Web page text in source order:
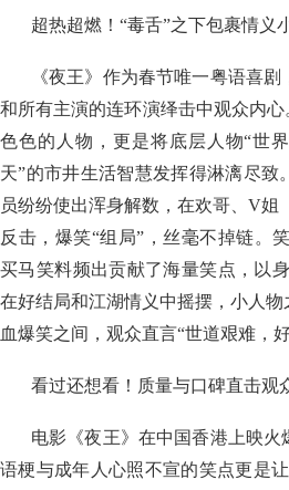
超热超燃！“毒舌”之下包裹情义
《夜王》作为春节唯一粤语喜
和所有主演的连环演绎击中观众内
色色的人物，更是将底层人物“世
天”的市井生活智慧发挥得淋漓尽致
员纷纷使出浑身解数，在欢哥、V姐
反击，爆笑“组局”，丝毫不掉链。
买马笑料频出贡献了海量笑点，以
在好结局和江湖情义中摇摆，小人
血爆笑之间，观众直言“世道艰难，好
看过还想看！质量与口碑直击观
电影《夜王》在中国香港上映
语梗与成年人心照不宣的笑点更是